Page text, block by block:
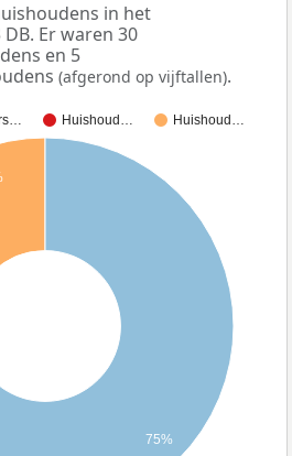
in het
Er waren 30
en 5
(afgerond op vijftallen).
Huishoud… Huishoud…
75%